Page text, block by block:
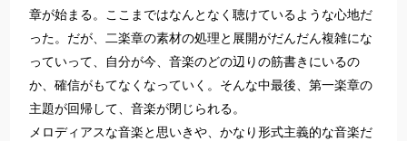
章が始まる。ここまではなんとなく聴けているような心地だ
った。だが、二楽章の素材の処理と展開がだんだん複雑にな
っていって、自分が今、音楽のどの辺りの筋書きにいるの
か、確信がもてなくなっていく。そんな中最後、第一楽章の
主題が回帰して、音楽が閉じられる。
メロディアスな音楽と思いきや、かなり形式主義的な音楽だ